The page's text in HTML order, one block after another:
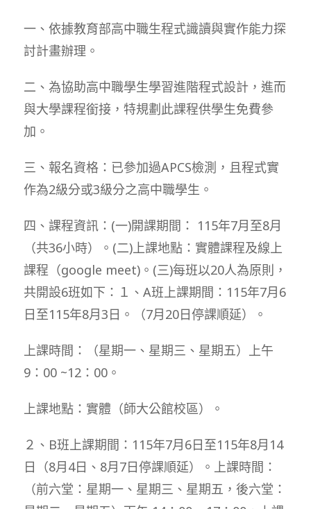
一、依據教育部高中職生程式識讀與實作能力探
討計畫辦理。
二、為協助高中職學生學習進階程式設計，進而
與大學課程銜接，特規劃此課程供學生免費參
加。
三、報名資格：已參加過APCS檢測，且程式實
作為2級分或3級分之高中職學生。
四、課程資訊：(一)開課期間： 115年7月至8月
（共36小時）。(二)上課地點：實體課程及線上
課程（google meet)。(三)每班以20人為原則，
共開設6班如下：１、A班上課期間：115年7月6
日至115年8月3日。（7月20日停課順延）。
上課時間：（星期一、星期三、星期五）上午
9：00 ~12：00。
上課地點：實體（師大公館校區）。
２、B班上課期間：115年7月6日至115年8月14
日（8月4日、8月7日停課順延）。上課時間：
（前六堂：星期一、星期三、星期五，後六堂：